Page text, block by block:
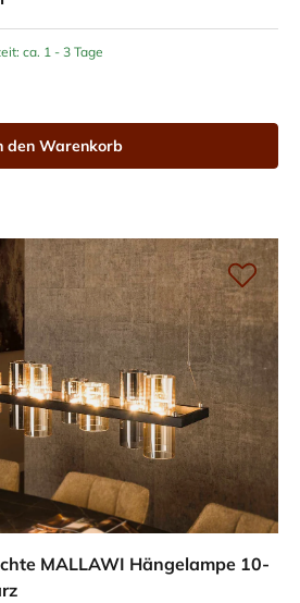
ca. 1 - 3 Tage
den Warenkorb
MALLAWI Hängelampe 10-